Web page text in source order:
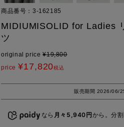
商品番号 3-162185
MIDIUMISOLID for Ladies
ツ
original price ¥19,800
price ¥17,820税込
販売期間 2026/06/
なら 月々5,940円から。分